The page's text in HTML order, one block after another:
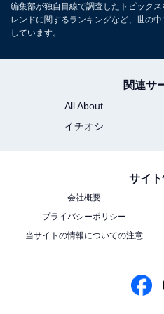
ング！ 2位「
編集部が独自目線で調査したトピック
レンドに関するランキングなど、世の
しています。
関連サ
All About
イチオシ
サイ
会社概要
プライバシーポリシー
当サイトの情報についての注意